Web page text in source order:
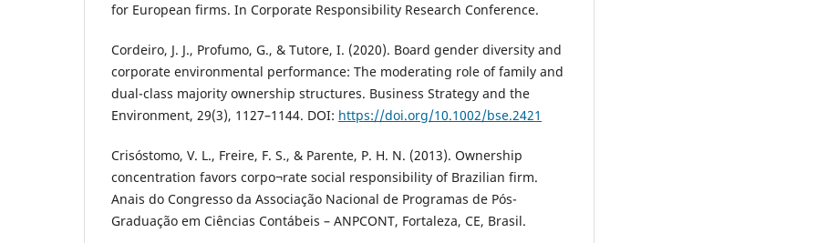
for European firms. In Corporate Responsibility Research Conference.
Cordeiro, J. J., Profumo, G., & Tutore, I. (2020). Board gender diversity and
corporate environmental performance: The moderating role of family and
dual-class majority ownership structures. Business Strategy and the
Environment, 29(3), 1127–1144. DOI: https://doi.org/10.1002/bse.2421
Crisóstomo, V. L., Freire, F. S., & Parente, P. H. N. (2013). Ownership
concentration favors corpo¬rate social responsibility of Brazilian firm.
Anais do Congresso da Associação Nacional de Programas de Pós-
Graduação em Ciências Contábeis – ANPCONT, Fortaleza, CE, Brasil.